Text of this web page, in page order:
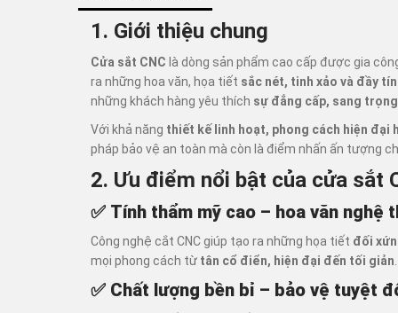
1. Giới thiệu chung
Cửa sắt CNC là dòng sản phẩm cao cấp được gia
ra những hoa văn, họa tiết sắc nét, tinh xảo và đầy
những khách hàng yêu thích sự đẳng cấp, sang
Với khả năng thiết kế linh hoạt, phong cách hiện đại
pháp bảo vệ an toàn mà còn là điểm nhấn ấn tượng
2. Ưu điểm nổi bật của cửa sắt
✅ Tính thẩm mỹ cao – hoa văn nghệ
Công nghệ cắt CNC giúp tạo ra những họa tiết đối
mọi phong cách từ tân cổ điển, hiện đại đến tối giản
✅ Chất lượng bền bỉ – bảo vệ tuyệt